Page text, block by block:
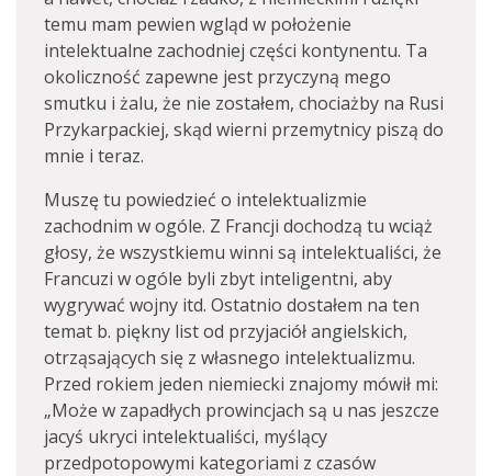
temu mam pewien wgląd w położenie
intelektualne zachodniej części kontynentu. Ta
okoliczność zapewne jest przyczyną mego
smutku i żalu, że nie zostałem, chociażby na Rusi
Przykarpackiej, skąd wierni przemytnicy piszą do
mnie i teraz.
Muszę tu powiedzieć o intelektualizmie
zachodnim w ogóle. Z Francji dochodzą tu wciąż
głosy, że wszystkiemu winni są intelektualiści, że
Francuzi w ogóle byli zbyt inteligentni, aby
wygrywać wojny itd. Ostatnio dostałem na ten
temat b. piękny list od przyjaciół angielskich,
otrząsających się z własnego intelektualizmu.
Przed rokiem jeden niemiecki znajomy mówił mi:
„Może w zapadłych prowincjach są u nas jeszcze
jacyś ukryci intelektualiści, myślący
przedpotopowymi kategoriami z czasów